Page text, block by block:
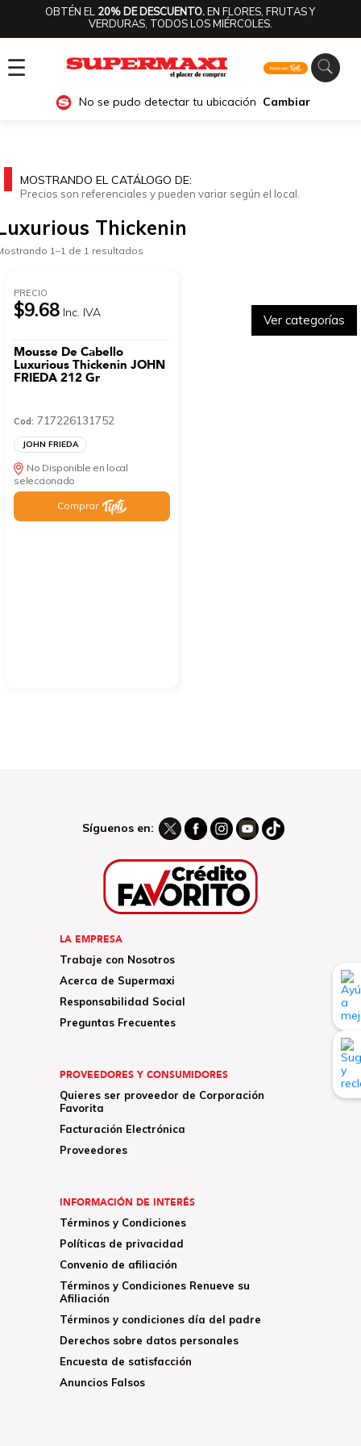
OBTÉN EL 20% DE DESCUENTO.EN FLORES, FRUTAS Y
VERDURAS, TODOS LOS MIÉRCOLES.
☰
No se pudo detectar tu ubicación Cambiar
Ver categorías
MOSTRANDO EL CATÁLOGO DE:
Precios son referenciales y pueden variar según el local.
Thickenin
1–1 de 1 resultados
PRECIO
$9.68 Inc. IVA
Mousse De Cabello
Luxurious Thickenin JOHN
FRIEDA 212 Gr
Cod: 717226131752
JOHN FRIEDA
No Disponible en local
seleccionado
Comprar
Síguenos en:
LA EMPRESA
Trabaje con Nosotros
Acerca de Supermaxi
Responsabilidad Social
Preguntas Frecuentes
PROVEEDORES Y CONSUMIDORES
Quieres ser proveedor de Corporación
Favorita
Facturación Electrónica
Proveedores
INFORMACIÓN DE INTERÉS
Términos y Condiciones
Políticas de privacidad
Convenio de afiliación
Términos y Condiciones Renueve su
Afiliación
Términos y condiciones día del padre
Derechos sobre datos personales
Encuesta de satisfacción
Anuncios Falsos